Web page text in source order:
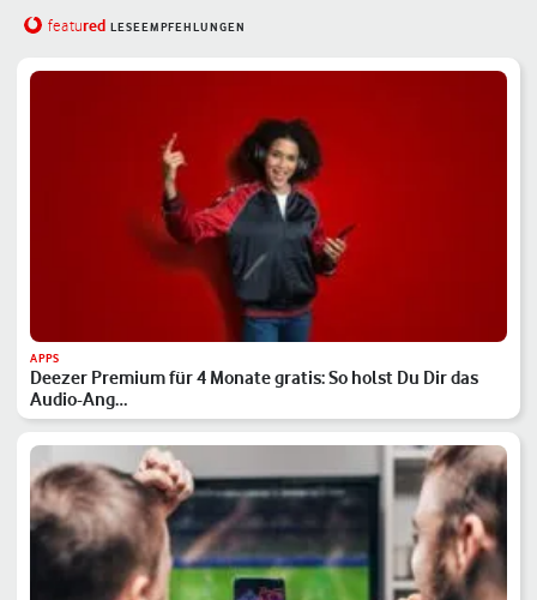
featured LESEEMPFEHLUNGEN
APPS
Deezer Premium für 4 Monate gratis: So holst Du Dir das
Audio-Ang…